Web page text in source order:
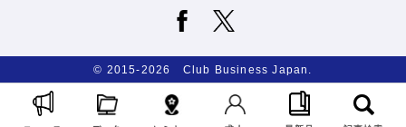
© 2015-2026 Club Business Japan.